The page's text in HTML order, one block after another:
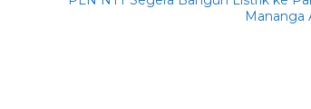
Mananga